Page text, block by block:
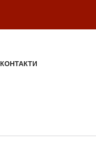
КОНТАКТИ